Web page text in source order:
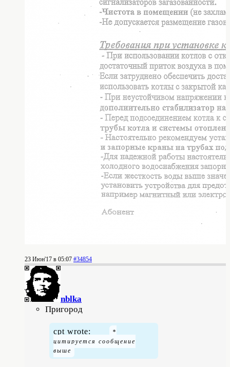
23 Июн'17 в 05:07 #34854
nblka
Пригород
cpt wrote: